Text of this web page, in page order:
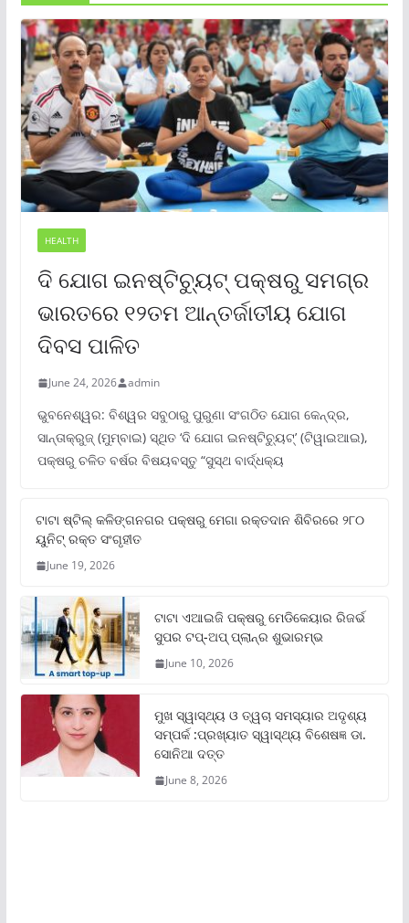
HEALTH
ଦି ଯୋଗ ଇନଷ୍ଟିଚ୍ୟୁଟ୍ ପକ୍ଷରୁ ସମଗ୍ର
ଭାରତରେ ୧୨ତମ ଆନ୍ତର୍ଜାତୀୟ ଯୋଗ
ଦିବସ ପାଳିତ
June 24, 2026 admin
ଭୁବନେଶ୍ୱର: ବିଶ୍ୱର ସବୁଠାରୁ ପୁରୁଣା ସଂଗଠିତ ଯୋଗ କେନ୍ଦ୍ର,
ସାନ୍ତାକ୍ରୁଜ୍ (ମୁମ୍ବାଇ) ସ୍ଥିତ ‘ଦି ଯୋଗ ଇନଷ୍ଟିଚ୍ୟୁଟ୍‌’ (ଟିୱାଇଆଇ),
ପକ୍ଷରୁ ଚଳିତ ବର୍ଷର ବିଷୟବସ୍ତୁ “ସୁସ୍ଥ ବାର୍ଦ୍ଧକ୍ୟ
ଟାଟା ଷ୍ଟିଲ୍‌ କଳିଙ୍ଗନଗର ପକ୍ଷରୁ ମେଗା ରକ୍ତଦାନ ଶିବିରରେ ୨୮୦
ୟୁନିଟ୍‌ ରକ୍ତ ସଂଗୃହୀତ
June 19, 2026
ଟାଟା ଏଆଇଜି ପକ୍ଷରୁ ମେଡିକେୟାର ରିଜର୍ଭ
ସୁପର ଟପ୍‌-ଅପ୍ ପ୍ଲାନ୍‌ର ଶୁଭାରମ୍ଭ
June 10, 2026
ମୁଖ ସ୍ୱାସ୍ଥ୍ୟ ଓ ତ୍ୱଚା ସମସ୍ୟାର ଅଦୃଶ୍ୟ
ସମ୍ପର୍କ :ପ୍ରଖ୍ୟାତ ସ୍ୱାସ୍ଥ୍ୟ ବିଶେଷଜ୍ଞ ଡା.
ସୋନିଆ ଦତ୍ତ
June 8, 2026